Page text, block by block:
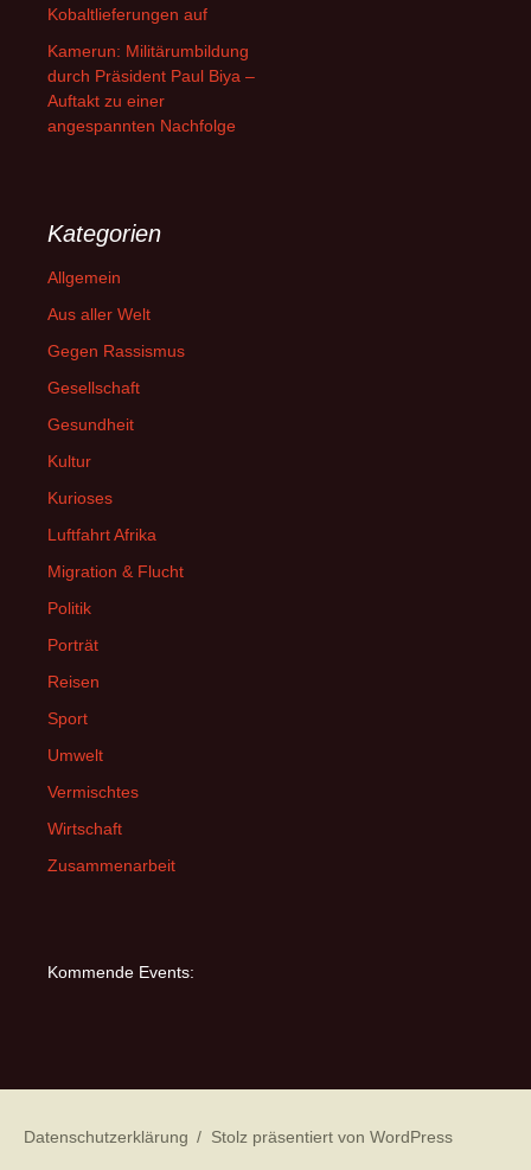
Kobaltlieferungen auf
Kamerun: Militärumbildung
durch Präsident Paul Biya –
Auftakt zu einer
angespannten Nachfolge
Kategorien
Allgemein
Aus aller Welt
Gegen Rassismus
Gesellschaft
Gesundheit
Kultur
Kurioses
Luftfahrt Afrika
Migration & Flucht
Politik
Porträt
Reisen
Sport
Umwelt
Vermischtes
Wirtschaft
Zusammenarbeit
Kommende Events:
Datenschutzerklärung Stolz präsentiert von WordPress